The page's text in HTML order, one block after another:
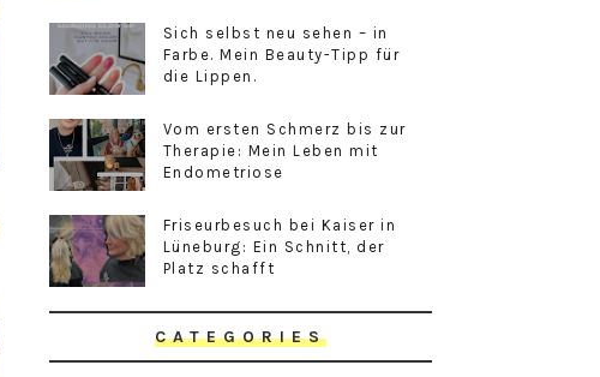
Sich selbst neu sehen – in
Farbe. Mein Beauty-Tipp für
die Lippen.
Vom ersten Schmerz bis zur
Therapie: Mein Leben mit
Endometriose
Friseurbesuch bei Kaiser in
Lüneburg: Ein Schnitt, der
Platz schafft
CATEGORIES